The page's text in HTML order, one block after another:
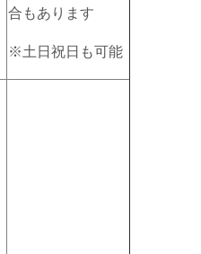
合もあります
※土日祝日も可能